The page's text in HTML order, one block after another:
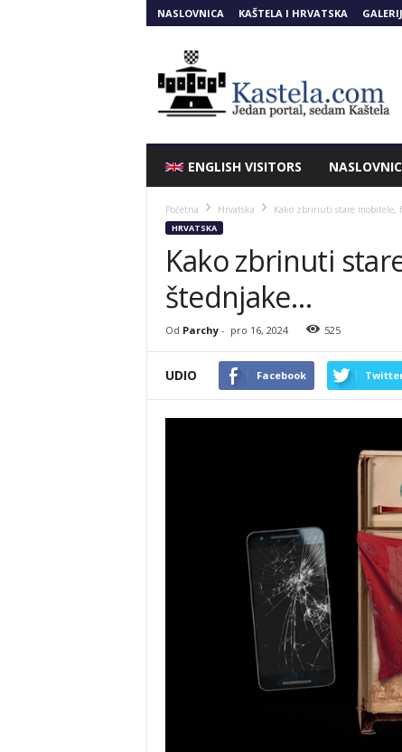
NASLOVNICA KAŠTELA I HRVATSKA
ENGLISH VISITORS
Početna Hrvatska Kako zbrinuti stare mobitele,
HRVATSKA
Kako zbrinuti
štednjake…
Od Parchy- pro 16, 2024 525
UDIO Facebook